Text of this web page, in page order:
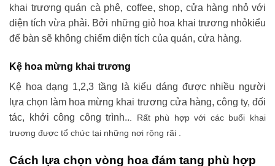
khai trương quán cà phê, coffee, shop, cửa hàng nhỏ với
diện tích vừa phải. Bởi những giỏ hoa khai trương nhỏkiểu
để bàn sẽ không chiếm diện tích của quán, cửa hàng.
Kệ hoa mừng khai trương
Kệ hoa dạng 1,2,3 tầng là kiểu dáng được nhiều người
lựa chọn làm hoa mừng khai trương cửa hàng, công ty, đối
tác, khởi công công trình.. . Rất phù hợp với các buổi khai
trương được tổ chức tại những nơi rộng rãi .
Cách lựa chọn vòng hoa đám tang phù hợp